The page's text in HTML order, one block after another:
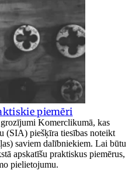
piemēri
Komerclikumā, kas
(SIA) piešķīra tiesības noteikt
saviem dalībniekiem. Lai būtu
apskatīšu praktiskus piemērus,
pielietojumu.